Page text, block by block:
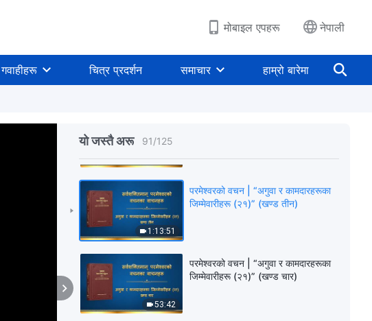
मोबाइल एपहरू नेपाली
गवाहीहरू चित्र प्रदर्शन समाचार हाम्रो बारेमा
यो जस्तै अरू 91/125
1:08:38
जिम्‍मेवारीहरू (२१)” (खण्ड एक)
1:07:29
1:13:51
परमेश्‍वरको वचन | “अगुवा र कामदारहरूका
जिम्‍मेवारीहरू (२१)” (खण्ड तीन)
53:42
परमेश्‍वरको वचन | “अगुवा र कामदारहरूका
जिम्‍मेवारीहरू (२१)” (खण्ड चार)